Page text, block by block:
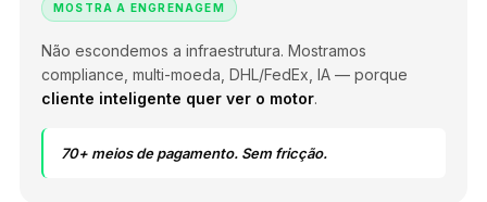
MOSTRA A ENGRENAGEM
Não escondemos a infraestrutura. Mostramos
compliance, multi-moeda, DHL/FedEx, IA — porque
cliente inteligente quer ver o motor.
70+ meios de pagamento. Sem fricção.